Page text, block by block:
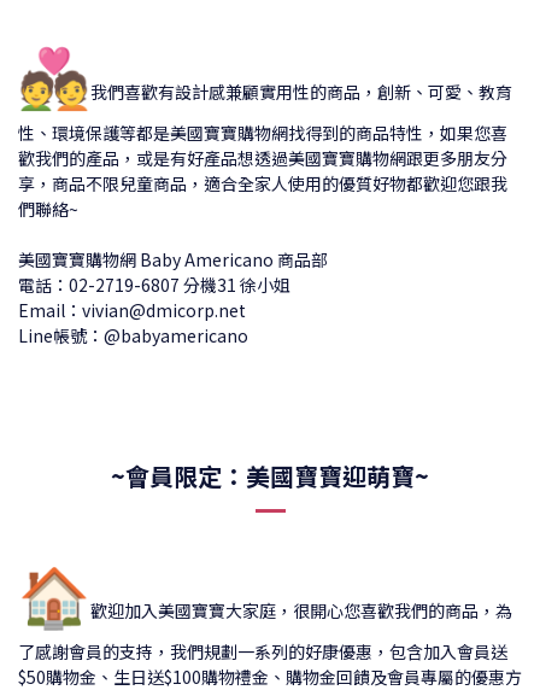
💑我們喜歡有設計感兼顧實用性的商品，創新、可愛、教育
性、環境保護等都是美國寶寶購物網找得到的商品特性，如果您喜
歡我們的產品，或是有好產品想透過美國寶寶購物網跟更多朋友分
享，商品不限兒童商品，適合全家人使用的優質好物都歡迎您跟我
們聯絡~
美國寶寶購物網 Baby Americano 商品部
電話：02-2719-6807 分機31 徐小姐
Email：vivian@dmicorp.net
Line帳號：@babyamericano
~會員限定：美國寶寶迎萌寶~
🏠歡迎加入美國寶寶大家庭，很開心您喜歡我們的商品，為
了感謝會員的支持，我們規劃一系列的好康優惠，包含加入會員送
$50購物金、生日送$100購物禮金、購物金回饋及會員專屬的優惠方